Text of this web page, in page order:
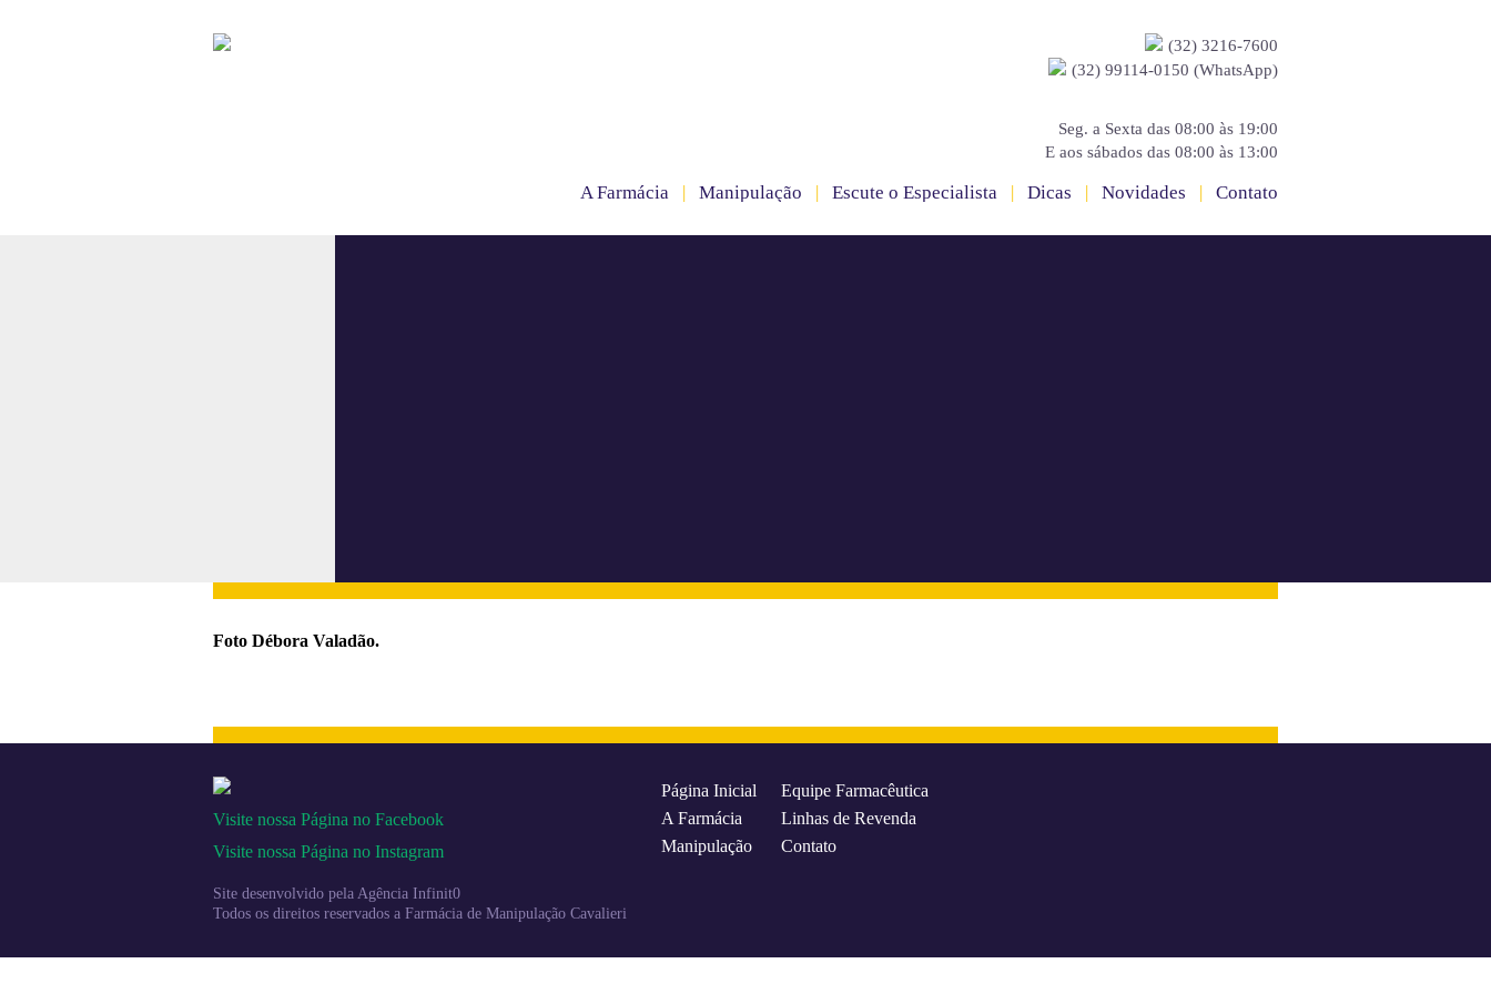
(32) 3216-7600
(32) 99114-0150 (WhatsApp)
Seg. a Sexta das 08:00 às 19:00
E aos sábados das 08:00 às 13:00
A Farmácia | Manipulação | Escute o Especialista | Dicas | Novidades | Contato
Foto Débora Valadão.
Visite nossa Página no Facebook
Visite nossa Página no Instagram
Site desenvolvido pela Agência Infinit0
Todos os direitos reservados a Farmácia de Manipulação Cavalieri
Página Inicial
A Farmácia
Manipulação
Equipe Farmacêutica
Linhas de Revenda
Contato